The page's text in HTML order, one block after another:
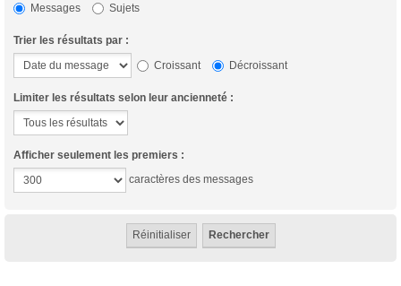
Messages
Sujets
Trier les résultats par :
Croissant
Décroissant
Limiter les résultats selon leur ancienneté :
Afficher seulement les premiers :
caractères des messages